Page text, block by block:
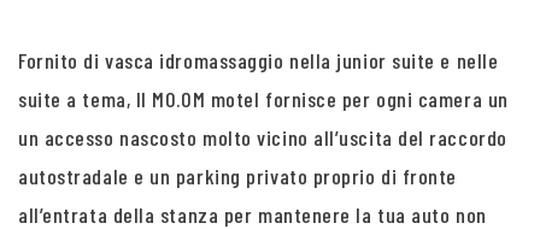
Fornito di vasca idromassaggio nella junior suite e nelle
suite a tema, Il MO.OM motel fornisce per ogni camera un
un accesso nascosto molto vicino all’uscita del raccordo
autostradale e un parking privato proprio di fronte
all’entrata della stanza per mantenere la tua auto non